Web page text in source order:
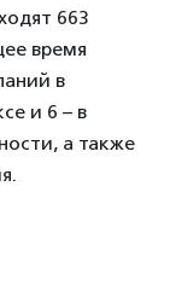
663
время
в
и 6 – в
а также